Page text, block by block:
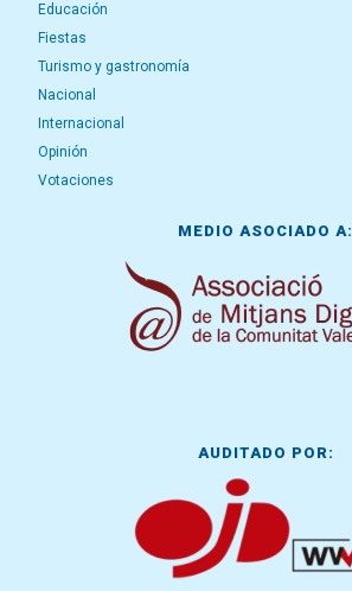
Educación
Fiestas
Turismo y gastronomía
Nacional
Internacional
Opinión
Votaciones
MEDIO ASOCIADO A:
AUDITADO POR: